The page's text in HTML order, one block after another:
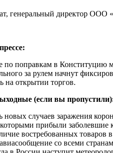
генеральный директор
по поправкам в Конституцию
за рулем начнут
на открытии торгов.
(если вы
новых случаев заражения
прибыли заболевшие
востребованных товаров
со всеми